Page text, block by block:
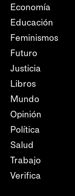
Economía
Educación
Feminismos
Futuro
Justicia
Libros
Mundo
Opinión
Política
Salud
Trabajo
Verifica